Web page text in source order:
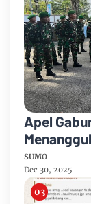
Apel
Bengkalis
SUMO
Dec 30, 2025